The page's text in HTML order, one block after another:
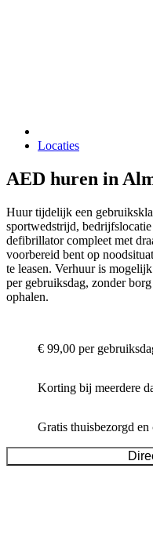
Locaties
AED huren in
Huur tijdelijk een
sportwedstrijd,
defibrillator compleet met
voorbereid bent op
te leasen. Verhuur is
per gebruiksdag, zonder
ophalen.
€ 99,00 per
Korting bij meerdere
Gratis thuisbezorgd en